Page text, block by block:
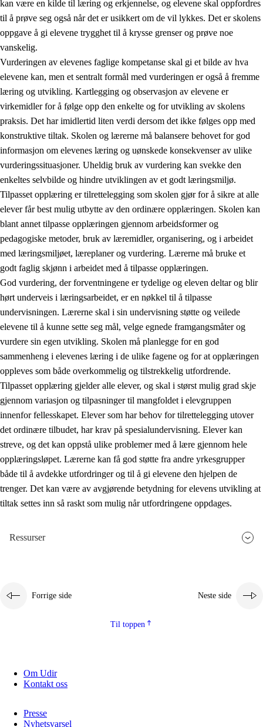
kan være en kilde til læring og erkjennelse, og elevene skal oppfordres
til å prøve seg også når det er usikkert om de vil lykkes. Det er skolens
oppgave å gi elevene trygghet til å krysse grenser og prøve noe
vanskelig.
Vurderingen av elevenes faglige kompetanse skal gi et bilde av hva
elevene kan, men et sentralt formål med vurderingen er også å fremme
læring og utvikling. Kartlegging og observasjon av elevene er
virkemidler for å følge opp den enkelte og for utvikling av skolens
praksis. Det har imidlertid liten verdi dersom det ikke følges opp med
konstruktive tiltak. Skolen og lærerne må balansere behovet for god
informasjon om elevenes læring og uønskede konsekvenser av ulike
vurderingssituasjoner. Uheldig bruk av vurdering kan svekke den
enkeltes selvbilde og hindre utviklingen av et godt læringsmiljø.
Tilpasset opplæring er tilrettelegging som skolen gjør for å sikre at alle
elever får best mulig utbytte av den ordinære opplæringen. Skolen kan
blant annet tilpasse opplæringen gjennom arbeidsformer og
pedagogiske metoder, bruk av læremidler, organisering, og i arbeidet
med læringsmiljøet, læreplaner og vurdering. Lærerne må bruke et
godt faglig skjønn i arbeidet med å tilpasse opplæringen.
God vurdering, der forventningene er tydelige og eleven deltar og blir
hørt underveis i læringsarbeidet, er en nøkkel til å tilpasse
undervisningen. Lærerne skal i sin undervisning støtte og veilede
elevene til å kunne sette seg mål, velge egnede framgangsmåter og
vurdere sin egen utvikling. Skolen må planlegge for en god
sammenheng i elevenes læring i de ulike fagene og for at opplæringen
oppleves som både overkommelig og tilstrekkelig utfordrende.
Tilpasset opplæring gjelder alle elever, og skal i størst mulig grad skje
gjennom variasjon og tilpasninger til mangfoldet i elevgruppen
innenfor fellesskapet. Elever som har behov for tilrettelegging utover
det ordinære tilbudet, har krav på spesialundervisning. Elever kan
streve, og det kan oppstå ulike problemer med å lære gjennom hele
opplæringsløpet. Lærerne kan få god støtte fra andre yrkesgrupper
både til å avdekke utfordringer og til å gi elevene den hjelpen de
trenger. Det kan være av avgjørende betydning for elevens utvikling at
tiltak settes inn så raskt som mulig når utfordringene oppdages.
Ressurser
Forrige side Neste side
Til toppen
Om Udir
Kontakt oss
Presse
Nyhetsvarsel